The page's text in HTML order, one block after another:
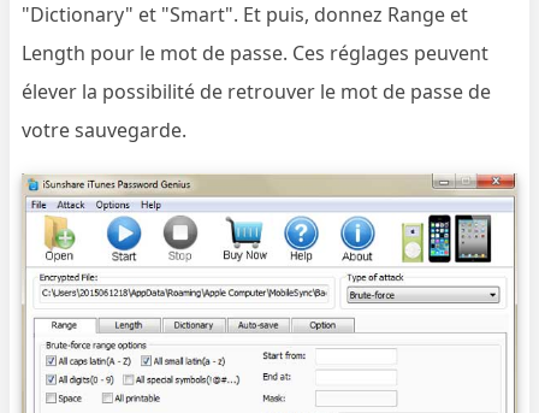
"Dictionary" et "Smart". Et puis, donnez Range et
Length pour le mot de passe. Ces réglages peuvent
élever la possibilité de retrouver le mot de passe de
votre sauvegarde.